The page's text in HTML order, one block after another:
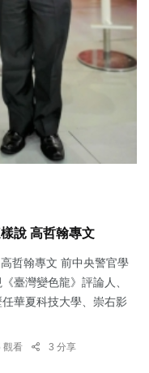
說 高哲翰專文
哲翰專文 前中央警官學
臺灣變色龍》評論人、
華夏科技大學、崇右影
觀看 3 分享